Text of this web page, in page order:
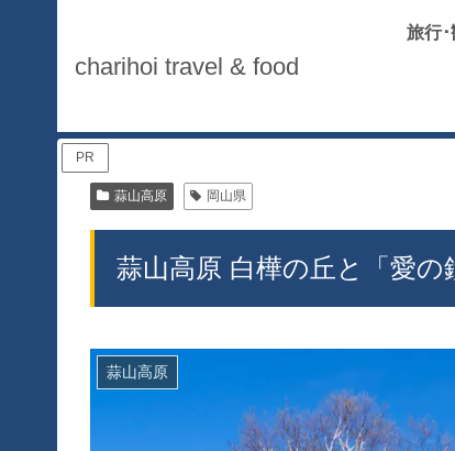
charihoi travel & food
旅行･
PR
蒜山高原 岡山県
蒜山高原 白樺の丘と「愛の
蒜山高原